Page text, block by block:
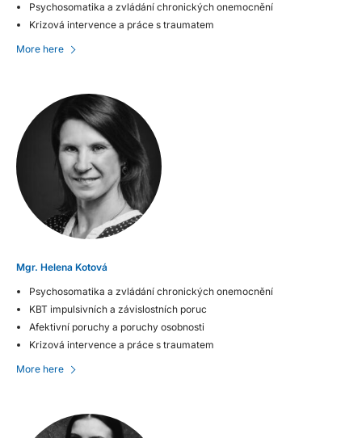
Psychosomatika a zvládání chronických onemocnění
Krizová intervence a práce s traumatem
More here
Mgr. Helena Kotová
Psychosomatika a zvládání chronických onemocnění
KBT impulsivních a závislostních poruc
Afektivní poruchy a poruchy osobnosti
Krizová intervence a práce s traumatem
More here